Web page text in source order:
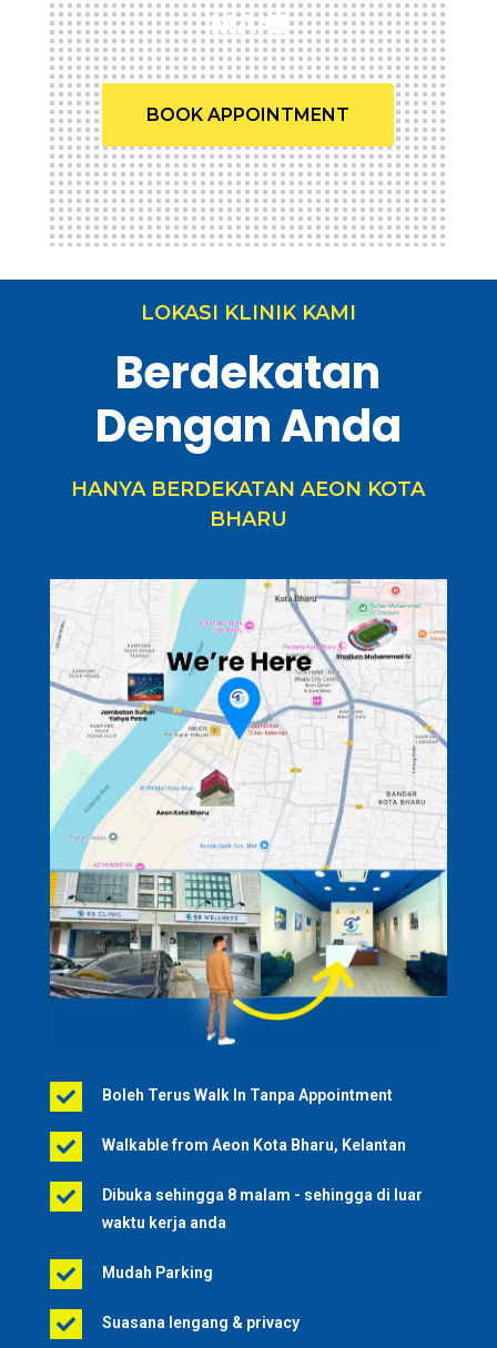
MANI
BOOK APPOINTMENT
LOKASI KLINIK KAMI
Berdekatan
Dengan Anda
HANYA BERDEKATAN AEON KOTA
BHARU
 Boleh Terus Walk In Tanpa Appointment
 Walkable from Aeon Kota Bharu, Kelantan

Dibuka sehingga 8 malam - sehingga di luar
waktu kerja anda
 Mudah Parking
 Suasana lengang & privacy